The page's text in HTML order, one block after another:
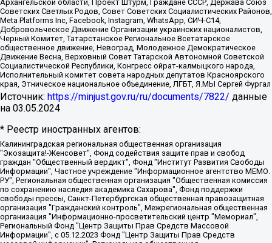
Архангельской области, Проект Штурм, Граждане СССР, Держава Союз
Советских Светлых Родов, Совет Советских Социалистических Районов,
Meta Platforms Inc, Facebook, Instagram, WhatsApp, СИЧ-С14,
Добровольческое Движение Организации украинских националистов,
Черный Комитет, Татарстанское Региональное Всетатарское
общественное движение, Невоград, Молодежное Демократическое
Движение Весна, Верховный Совет Татарской Автономной Советской
Социалистической Республики, Конгресс ойрат-калмыцкого народа,
Исполнительный комитет совета народных депутатов Красноярского
края, Этническое национальное объединение, ЛГБТ, Я.МЫ Сергей Фургал
Источник: https://minjust.gov.ru/ru/documents/7822/ данные
на 03.05.2024
* Реестр иностранных агентов:
Калининградская региональная общественная организация "Экозащита!-Женсовет", Фонд содействия защите прав и свобод граждан "Общественный вердикт", Фонд "Институт Развития Свободы Информации", Частное учреждение "Информационное агентство МЕМО. РУ", Региональная общественная организация "Общественная комиссия по сохранению наследия академика Сахарова", Фонд поддержки свободы прессы, Санкт-Петербургская общественная правозащитная организация "Гражданский контроль", Межрегиональная общественная организация "Информационно-просветительский центр "Мемориал", Региональный Фонд "Центр Защиты Прав Средств Массовой Информации", с 05.12.2023 Фонд "Центр Защиты Прав Средств массовой информации", Региональная общественная благотворительная организация помощи беженцам и мигрантам "Гражданское содействие", Негосударственное образовательное учреждение дополнительного профессионального образования (повышение квалификации) специалистов "АКАДЕМИЯ ПО ПРАВАМ ЧЕЛОВЕКА", Свердловская региональная общественная организация "Сутяжник", Автономная некоммерческая организация "Центр независимых социологических исследований", Союз общественных объединений "Российский исследовательский центр по правам человека", Региональное общественное учреждение научно-информационный центр "МЕМОРИАЛ", Некоммерческая организация "Фонд защиты гласности", Автономная некоммерческая организация "Институт прав человека", Городская общественная организация "Екатеринбургское общество "МЕМОРИАЛ", Городская общественная организация "Рязанское историко-просветительское и правозащитное общество "Мемориал" (Рязанский Мемориал), Челябинский региональный орган общественной самодеятельности – женское общественное объединение "Женщины Евразии", Челябинский региональный орган общественной самодеятельности "Уральская правозащитная группа", Фонд содействия защите здоровья и социальной справедливости имени Андрея Рылькова, Автономная Некоммерческая Организация "Аналитический Центр Юрия Левады", Автономная некоммерческая организация социальной поддержки населения "Проект Апрель", Региональная общественная организация помощи женщинам и детям, находящимся в кризисной ситуации "Информационно-методический центр "Анна", Фонд содействия развитию массовых коммуникаций и правовому просвещению "Так-так-Так", Фонд содействия устойчивому развитию "Серебряная тайга", Свердловский региональный общественный фонд социальных проектов "Новое время", "Idel.Реалии", Кавказ.Реалии, Крым.Реалии, Телеканал Настоящее Время, Татаро-башкирская служба Радио Свобода (Azatliq Radiosi), Радио Свободная Европа/Радио Свобода (PCE/PC), "Сибирь.Реалии", "Фактограф", Благотворительный фонд помощи осужденным и их семьям, Автономная некоммерческая организация "Институт глобализации и социальных движений", Фонд "В защиту прав заключенных", Частное учреждение "Центр поддержки и содействия развитию средств массовой информации", Пензенский региональный общественный благотворительный фонд "Гражданский союз", "Север.Реалии", Некоммерческая организация Фонд "Правовая инициатива", Общество с ограниченной ответственностью "Радио Свободная Европа/Радио Свобода", Чешское информационное агентство "MEDIUM-ORIENT", Красноярская региональная общественная организация "Мы против СПИДа", Камалягин Денис Николаевич, Маркелов Сергей Евгеньевич, Пономарев Лев Александрович, Савицкая Людмила Алексеевна, Автономная некоммерческая организация "Центр по работе с проблемой насилия "НАСИЛИЮ.НЕТ", Межрегиональный профессиональный союз работников здравоохранения "Альянс врачей", Юридическое лицо, зарегистрированное в Латвийской Республике, SIA "Medusa Project" (регистрационный номер 40103797863, дата регистрации 10.06.2014), Некоммерческая организация "Фонд по борьбе с коррупцией", Автономная некоммерческая организация "Институт права и публичной политики", Баданин Роман Сергеевич, Гликин Максим Александрович, Железнова Мария Михайловна, Лукьянова Юлия Сергеевна, Маетная Елизавета Витальевна, Маняхин Петр Борисович, Чуракова Ольга Владимировна, Ярош Юлия Петровна, Юридическое лицо "The Insider SIA", зарегистрированное в Риге, Латвийская Республика (дата регистрации 26.06.2015), являющееся администратором доменного имени интернет-издания "The Insider SIA", https://theins.ru, Постернак Алексей Евгеньевич, Рубин Михаил Аркадьевич, Анин Роман Александрович, Юридическое лицо Istories fonds, зарегистрированное в Латвийской Республике (регистрационный номер 50008295751, дата регистрации 24.02.2020), Великовский Дмитрий Александрович, Долинина Ирина Николаевна, Мароховская Алеся Алексеевна, Шлейнов Роман Юрьевич, Шмагун Олеся Валентиновна, Общество с ограниченной ответственностью "Альтаир 2021", Общество с ограниченной ответственностью "Вега 2021", Общество с ограниченной ответственностью "Главный редактор 2021", Общество с ограниченной ответственностью "Ромашки монолит", Важенков Артем Валерьевич, Ивановская областная общественная организация "Центр гендерных исследований", Гурман Юрий Альбертович, Медиапроект "ОВД-Инфо", Егоров Владимир Владимирович, Жилинский Владимир Александрович, Общество с ограниченной ответственностью "ЗП", Иванова София Юрьевна, Карезина Инна Павловна, Кильтау Екатерина Викторовна, Петров Алексей Викторович, Пискунов Сергей Евгеньевич, Смирнов Сергей Сергеевич, Тихонов Михаил Сергеевич, Общество с ограниченной ответственностью "ЖУРНАЛИСТ-ИНОСТРАННЫЙ АГЕНТ", Арапова Галина Юрьевна, Вольтская Татьяна Анатольевна, Американская компания "Mason G.E.S. Anonymous Foundation" (США), являющаяся владельцем интернет-издания https://mnews.world/, Компания "Stichting Bellingcat", зарегистрированная в Нидерландах (дата регистрации 11.07.2018), Захаров Андрей Вячеславович, Клепиковская Екатерина Дмитриевна, Общество с ограниченной ответственностью "МЕМО", Перл Роман Александрович, Симонов Евгений Алексеевич, Соловьева Елена Анатольевна, Сотников Даниил Владимирович, Сурначева Елизавета Дмитриевна, Автономная некоммерческая организация по защите прав человека и информированию населения "Якутия – Наше Мнение", Общество с ограниченной ответственностью "Москоу диджитал медиа", с 26.01.2023 Общество с ограниченной ответственностью "Чайка Белые сады", Ветошкина Валерия Валерьевна, Заговора Максим Александрович, Межрегиональное общественное движение "Российская ЛГБТ - сеть", Оленичев Максим Владимирович, Павлов Иван Юрьевич, Скворцова Елена Сергеевна, Общество с ограниченной ответственностью "Как бы инагент", Кочетков Игорь Викторович, Общество с ограниченной ответственностью "Честные выборы", Еланчик Олег Александрович, Общество с ограниченной ответственностью "Нобелевский призыв", Гималова Регина Эмилевна, Григорьев Андрей Валерьевич, Григорьева Алина Александровна, Ассоциация по содействию защите прав призывников, альтернативнослужащих и военнослужащих "Правозащитная группа "Гражданин.Армия.Право", Хисамова Регина Фаритовна, Автономная некоммерческая организация по реализации социально-правовых программ "Лилит", Дальневосточное общественное движение "Маяк", Санкт-Петербургская ЛГБТ-инициативная группа "Выход", Инициативная группа ЛГБТ+ "Реверс", Алексеев Андрей Викторович, Бекбулатова Таисия Львовна, Беляев Иван Михайлович, Владыкина Елена Сергеевна, Гельман Марат Александрович, Никульшина Вероника Юрьевна, Толоконникова Надежда Андреевна, Шендерович Виктор Анатольевич, Общество с ограниченной ответственностью "Данное сообщение", Общество с ограниченной ответственностью Издательский дом "Новая глава", Айнбиндер Александра Александровна, Московский комьюнити-центр для ЛГБТ+инициатив, Благотворительный фонд развития филантропии, Deutsche Welle (Германия, Kurt-Schumacher-Strasse 3, 53113 Bonn), Борзунова Мария Михайловна, Воробьев Виктор Викторович, Голубева Анна Львовна, Константинова Алла Михайловна, Малкова Ирина Владимировна, Мурадов Мурад Абдулгалимович, Осетинская Елизавета Николаевна, Понасенков Евгений Николаевич, Ганапольский Матвей Юрьевич, Киселев Евгений Алексеевич, Борухович Ирина Григорьевна, Дремин Иван Тимофеевич, Дубровский Дмитрий Викторович, Красноярская региональная общественная организация поддержки и развития альтернативных образовательных технологий и межкультурных коммуникаций "ИНТЕРРА", Маяковская Екатерина Алексеевна, Фейгин Марк Захарович, Филимонов Андрей Викторович, Дзугкоева Регина Николаевна, Доброхотов Роман Александрович, Дудь Юрий Александрович, Елкин Сергей Владимирович, Кругликов Кирилл Игоревич, Сабунаева Мария Леонидовна, Семенов Алексей Владимирович, Шаинян Карен Багратович, Шульман Екатерина Михайловна, Асафьев Артур Валерьевич, Вахштайн Виктор Семенович, Венедиктов Алексей Алексеевич, Лушникова Екатерина Евгеньевна, Волков Леонид Михайлович, Невзоров Александр Глебович, Пархоменко Сергей Борисович, Сироткин Ярослав Николаевич, Кара-Мурза Владимир Владимирович, Баранова Наталья Владимировна, Гозман Леонид Яковлевич, Кагарлицкий Борис Юльевич, Климарев Михаил Валерьевич, Милов Владимир Станиславович, Автономная некоммерческая организация Краснодарский центр современного искусства "Типография", Моргенштерн Алишер Тагирович, Соболь Любовь Эдуардовна, Общество с ограниченной ответственностью "ЛИЗА НОРМ", Каспаров Гарри Кимович, Ходорковский Михаил Борисович, Общество с ограниченной ответственностью "Апрельские тезисы", Данилович Ирина Брониславовна, Кашин Олег Владимирович, Петров Николай Владимирович, Пивоваров Алексей Владимирович, Соколов Михаил Владимирович, Цветкова Юлия Владимировна, Чичваркин Евгений Александрович, Комитет против пыток/Команда против пыток, Общество с ограниченной ответственностью "Первый научный", Общество с ограниченной ответственностью "Вертолет и ко", Белоцерковская Вероника Борисовна, Кац Максим Евгеньевич, Лазарева Татьяна Юрьевна, Шаведдинов Руслан Табризович, Яшин Илья Валерьевич, Общество с ограниченной ответственностью "Иноагент ААВ", Алешковский Дмитрий Петрович, Альбац Евгения Марковна, Быков Дмитрий Львович, Галямина Юлия Евгеньевна, Лойко Сергей Леонидович, Мартынов Кирилл Константинович, Медведев Сергей Александрович, Крашенинников Федор Геннадиевич, Гордеева Катерина Вл